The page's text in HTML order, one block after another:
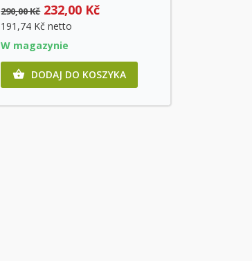
290,00 Kč 232,00 Kč
191,74 Kčnetto
W magazynie
 DODAJ DO KOSZYKA